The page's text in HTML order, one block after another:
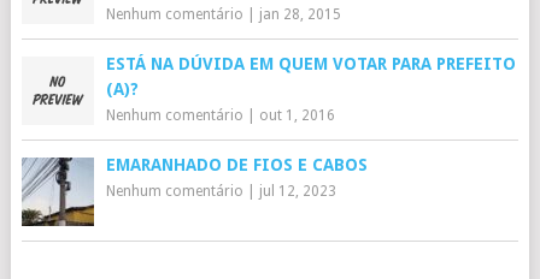
Nenhum comentário jan 28, 2015
ESTÁ NA DÚVIDA EM QUEM VOTAR PARA PREFEITO
(A)?
Nenhum comentário out 1, 2016
EMARANHADO DE FIOS E CABOS
Nenhum comentário jul 12, 2023